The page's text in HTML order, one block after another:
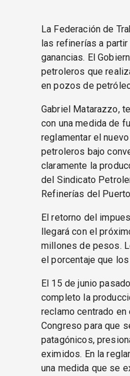
La Federación de
las refinerías a
ganancias. El
petroleros que
en pozos de
Gabriel Matarazzo,
con una medida de
reglamentar el
petroleros bajo
claramente la
del Sindicato
Refinerías del
El retorno del
llegará con el
millones de pesos.
el porcentaje que
El 15 de junio
completo la
reclamo centrado en
Congreso para que
patagónicos,
eximidos. En la
una medida que se